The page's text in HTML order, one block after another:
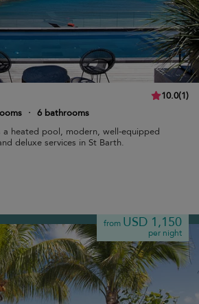
10.0(1)
· 6 bathrooms
a heated pool, modern, well-equipped
deluxe services in St Barth.
from USD 1,150
per night